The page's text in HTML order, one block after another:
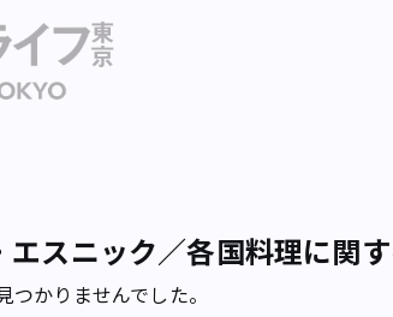
エスニック／各国料理に関
かりませんでした。